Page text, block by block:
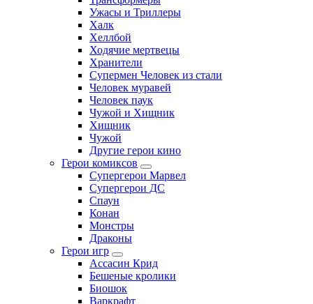
Ужасы и Триллеры
Халк
Хеллбой
Ходячие мертвецы
Хранители
Супермен Человек из стали
Человек муравей
Человек паук
Чужой и Хищник
Хищник
Чужой
Другие герои кино
Герои комиксов
Супергерои Марвел
Супергерои ДС
Спаун
Конан
Монстры
Драконы
Герои игр
Ассасин Крид
Бешеные кролики
Биошок
Варкрафт